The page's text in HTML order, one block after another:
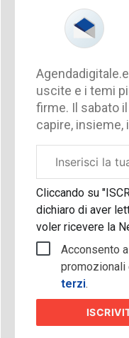
uscite e i temi
firme. Il sabato
capire, insieme,
aziendale
Cliccando su
dichiaro di aver
voler ricevere la
Acconsento
promozionali
terzi.